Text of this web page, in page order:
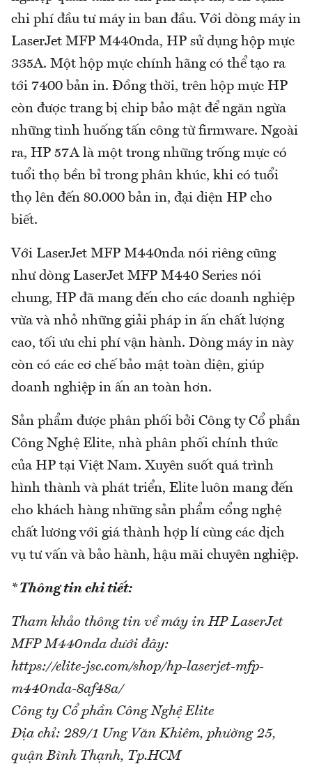
chi phí đầu tư máy in ban đầu. Với dòng máy in
LaserJet MFP M440nda, HP sử dụng hộp mực
335A. Một hộp mực chính hãng có thể tạo ra
tới 7400 bản in. Đồng thời, trên hộp mực HP
còn được trang bị chip bảo mật để ngăn ngừa
những tình huống tấn công từ firmware. Ngoài
ra, HP 57A là một trong những trống mực có
tuổi thọ bền bỉ trong phân khúc, khi có tuổi
thọ lên đến 80.000 bản in, đại diện HP cho
biết.
Với LaserJet MFP M440nda nói riêng cũng
như dòng LaserJet MFP M440 Series nói
chung, HP đã mang đến cho các doanh nghiệp
vừa và nhỏ những giải pháp in ấn chất lượng
cao, tối ưu chi phí vận hành. Dòng máy in này
còn có các cơ chế bảo mật toàn diện, giúp
doanh nghiệp in ấn an toàn hơn.
Sản phẩm được phân phối bởi Công ty Cổ phần
Công Nghệ Elite, nhà phân phối chính thức
của HP tại Việt Nam. Xuyên suốt quá trình
hình thành và phát triển, Elite luôn mang đến
cho khách hàng những sản phẩm cổng nghệ
chất lương với giá thành hợp lí cùng các dịch
vụ tư vấn và bảo hành, hậu mãi chuyên nghiệp.
* Thông tin chi tiết:
Tham khảo thông tin về máy in HP LaserJet
MFP M440nda dưới đây:
https://elite-jsc.com/shop/hp-laserjet-mfp-
m440nda-8af48a/
Công ty Cổ phần Công Nghệ Elite
Địa chỉ: 289/1 Ung Văn Khiêm, phường 25,
quận Bình Thạnh, Tp.HCM